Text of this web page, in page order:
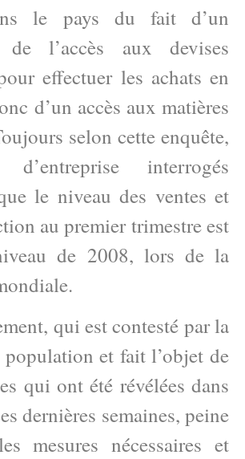
le pays du fait d’un
de l’accès aux devises
effectuer les achats en
d’un accès aux matières
selon cette enquête,
interrogés
le niveau des ventes et
au premier trimestre est
de 2008, lors de la
qui est contesté par la
et fait l’objet de
qui ont été révélées dans
dernières semaines, peine
mesures nécessaires et